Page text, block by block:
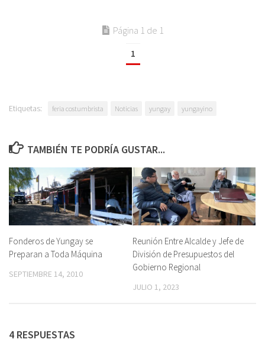
Página 1 de 1
1
Etiquetas: feria costumbrista Noticias yungay yungayino
TAMBIÉN TE PODRÍA GUSTAR...
Fonderos de Yungay se
Preparan a Toda Máquina
SEPTIEMBRE 14, 2010
Reunión Entre Alcalde y Jefe de
División de Presupuestos del
Gobierno Regional
JULIO 1, 2023
4 RESPUESTAS